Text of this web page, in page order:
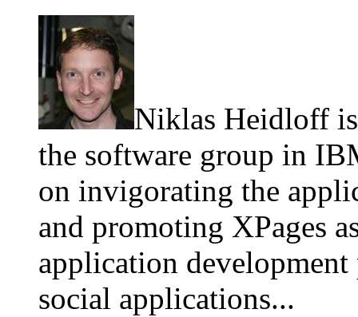
Niklas Heidloff
the software group in
on invigorating the
and promoting XPages
application
social applications...